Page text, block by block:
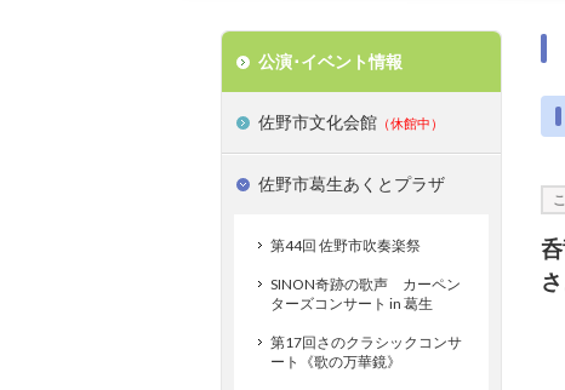
公演･イベント情報
佐野市文化会館 （休館中）
佐野市葛生あくとプラザ
第44回 佐野市吹奏楽祭
SINON奇跡の歌声 カーペン
ターズコンサート in 葛生
第17回さのクラシックコンサ
ート《歌の万華鏡》